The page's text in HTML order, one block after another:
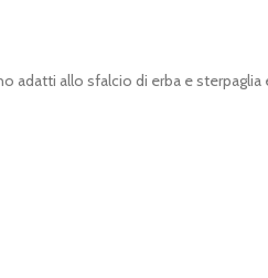
adatti allo sfalcio di erba e